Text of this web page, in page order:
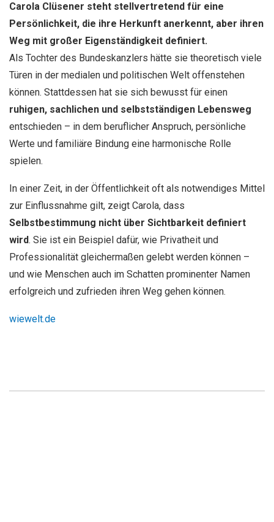
Carola Clüsener steht stellvertretend für eine
Persönlichkeit, die ihre Herkunft anerkennt, aber ihren
Weg mit großer Eigenständigkeit definiert.
Als Tochter des Bundeskanzlers hätte sie theoretisch viele
Türen in der medialen und politischen Welt offenstehen
können. Stattdessen hat sie sich bewusst für einen
ruhigen, sachlichen und selbstständigen Lebensweg
entschieden – in dem beruflicher Anspruch, persönliche
Werte und familiäre Bindung eine harmonische Rolle
spielen.
In einer Zeit, in der Öffentlichkeit oft als notwendiges Mittel
zur Einflussnahme gilt, zeigt Carola, dass
Selbstbestimmung nicht über Sichtbarkeit definiert
wird. Sie ist ein Beispiel dafür, wie Privatheit und
Professionalität gleichermaßen gelebt werden können –
und wie Menschen auch im Schatten prominenter Namen
erfolgreich und zufrieden ihren Weg gehen können.
wiewelt.de